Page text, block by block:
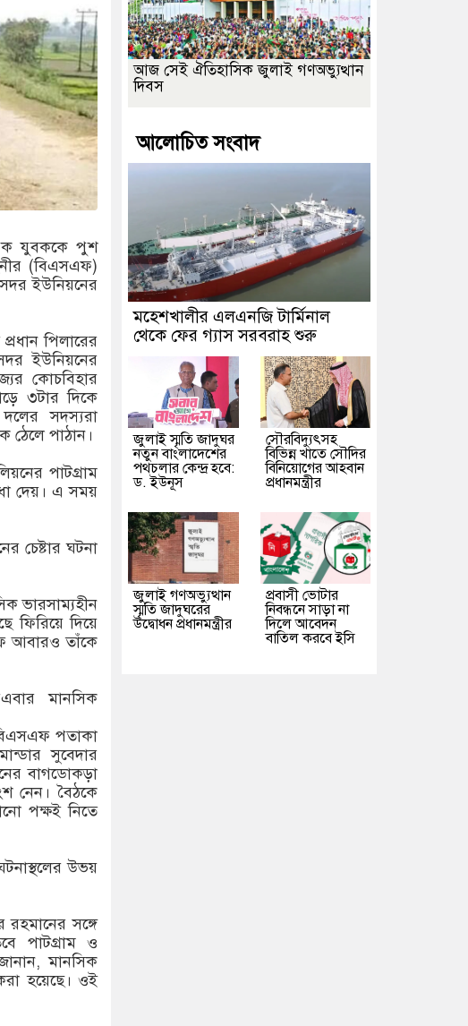
এক যুবককে পুশ
(বিএসএফ)
ইউনিয়নের
পিলারের
ইউনিয়নের
কোচবিহার
৩টার দিকে
সদস্যরা
ঠেলে পাঠান।
পাটগ্রাম
দেয়। এ সময়
চেষ্টার ঘটনা
ভারসাম্যহীন
ফিরিয়ে দিয়ে
আবারও তাঁকে
মানসিক
পতাকা
সুবেদার
বাগডোকড়া
নেন। বৈঠকে
পক্ষই নিতে
উভয়
সঙ্গে
পাটগ্রাম ও
মানসিক
হয়েছে। ওই
আজ সেই ঐতিহাসিক জুলাই গণঅভ্যুত্থান
দিবস
আলোচিত সংবাদ
মহেশখালীর এলএনজি টার্মিনাল
থেকে ফের গ্যাস সরবরাহ শুরু
জুলাই স্মৃতি জাদুঘর
নতুন বাংলাদেশের
পথচলার কেন্দ্র হবে:
ড. ইউনূস
সৌরবিদ্যুৎসহ
বিভিন্ন খাতে সৌদির
বিনিয়োগের আহবান
প্রধানমন্ত্রীর
জুলাই গণঅভ্যুত্থান
স্মৃতি জাদুঘরের
উদ্বোধন প্রধানমন্ত্রীর
প্রবাসী ভোটার
নিবন্ধনে সাড়া না
দিলে আবেদন
বাতিল করবে ইসি